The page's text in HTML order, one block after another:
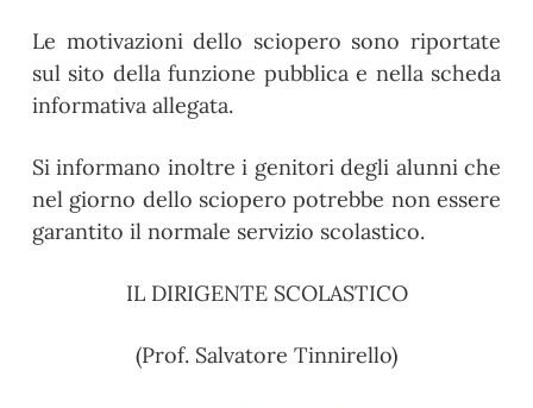
Le motivazioni dello sciopero sono riportate
sul sito della funzione pubblica e nella scheda
informativa allegata.
Si informano inoltre i genitori degli alunni che
nel giorno dello sciopero potrebbe non essere
garantito il normale servizio scolastico.
IL DIRIGENTE SCOLASTICO
(Prof. Salvatore Tinnirello)